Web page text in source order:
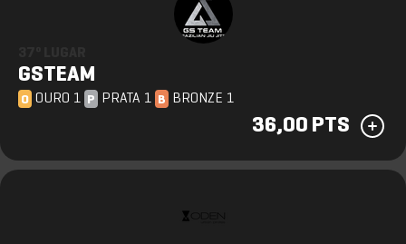
GSTEAM
O OURO 1 P PRATA 1 B BRONZE 1
36,00 PTS